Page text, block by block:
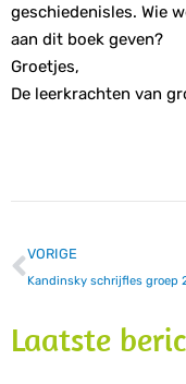
geschiedenisles. Wie
aan dit boek geven?
Groetjes,
De leerkrachten van
VORIGE
Kandinsky schrijfles groep
Laatste